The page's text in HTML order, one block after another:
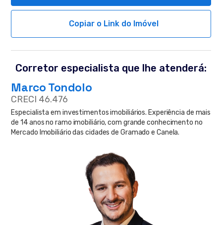
Copiar o Link do Imóvel
Corretor especialista que lhe atenderá:
Marco Tondolo
CRECI 46.476
Especialista em investimentos imobiliários. Experiência de mais
de 14 anos no ramo imobiliário, com grande conhecimento no
Mercado Imobiliário das cidades de Gramado e Canela.